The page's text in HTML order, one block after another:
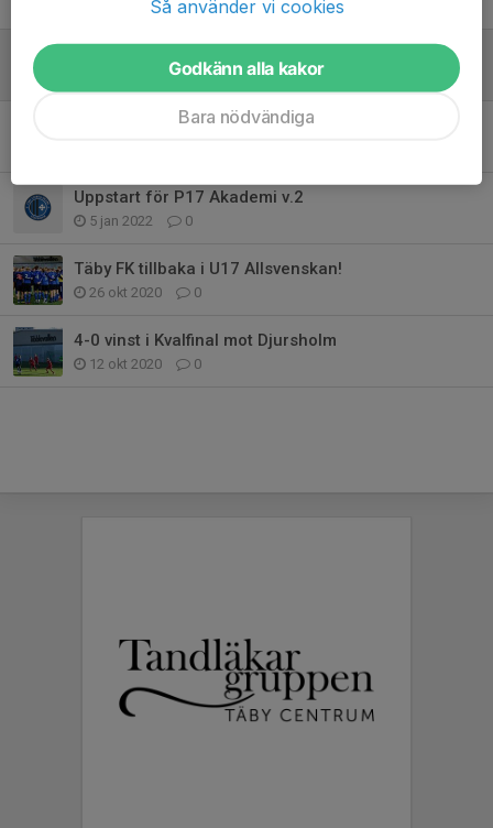
14 mar 2022 0
0
I helgen drar Ligacupen igång
Uppstart för P17 Akademi v.2
5 jan 2022 0
Täby FK tillbaka i U17 Allsvenskan!
26 okt 2020 0
4-0 vinst i Kvalfinal mot Djursholm
12 okt 2020 0
Så använder vi cookies
Godkänn alla kakor
Bara nödvändiga